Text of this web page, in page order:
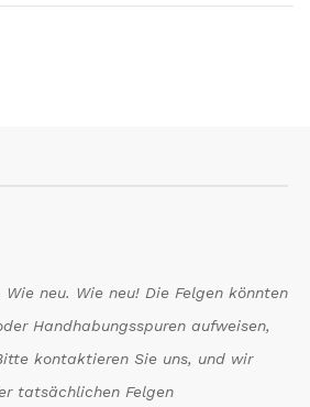
neu. Wie neu! Die Felgen könnten
Handhabungsspuren aufweisen,
kontaktieren Sie uns, und wir
tatsächlichen Felgen